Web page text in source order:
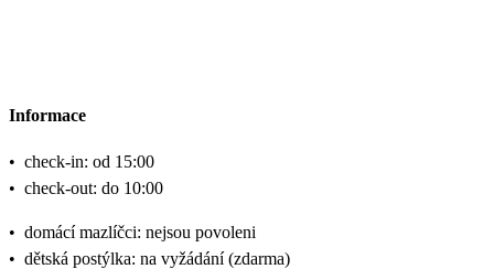
Informace
• check-in: od 15:00
• check-out: do 10:00
• domácí mazlíčci: nejsou povoleni
• dětská postýlka: na vyžádání (zdarma)